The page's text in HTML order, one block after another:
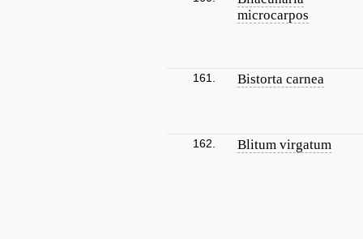
microcarpos
161. Bistorta carnea
162. Blitum virgatum